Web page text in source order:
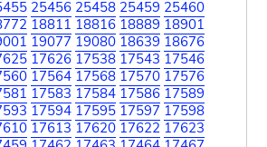
25456 25458 25459 25460
18811 18816 18889 18901
19077 19080 18639 18676
17626 17538 17543 17546
17564 17568 17570 17576
17583 17584 17586 17589
17594 17595 17597 17598
17613 17620 17622 17623